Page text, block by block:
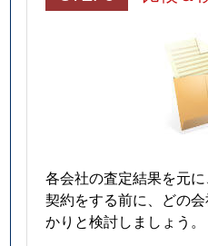
各会社の査定結果を元に
契約をする前に、どの
かりと検討しましょう。